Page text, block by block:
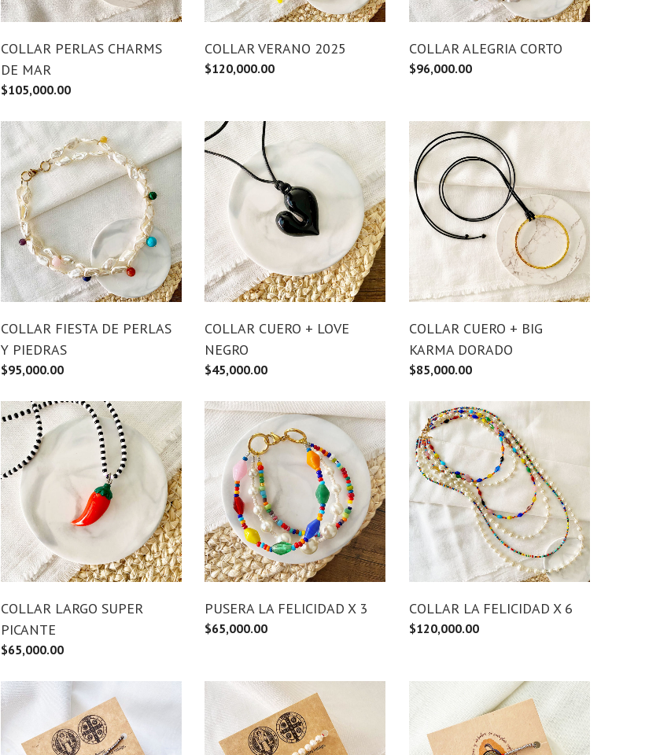
COLLAR PERLAS CHARMS
DE MAR
$105,000.00
COLLAR VERANO 2025
$120,000.00
COLLAR ALEGRIA CORTO
$96,000.00
COLLAR FIESTA DE PERLAS
Y PIEDRAS
$95,000.00
COLLAR CUERO + LOVE
NEGRO
$45,000.00
COLLAR CUERO + BIG
KARMA DORADO
$85,000.00
COLLAR LARGO SUPER
PICANTE
$65,000.00
PUSERA LA FELICIDAD X 3
$65,000.00
COLLAR LA FELICIDAD X 6
$120,000.00